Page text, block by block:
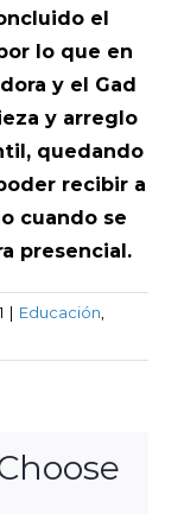
el
lo que en
y el Gad
y arreglo
quedando
recibir a
cuando se
presencial.
| Educación,